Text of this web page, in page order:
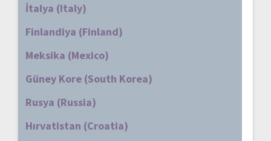
İtalya (Italy)
Finlandiya (Finland)
Meksika (Mexico)
Güney Kore (South Korea)
Rusya (Russia)
Hırvatistan (Croatia)